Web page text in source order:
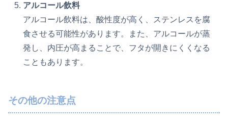
アルコール飲料
アルコール飲料は、酸性度が高く、ステンレスを腐
食させる可能性があります。また、アルコールが蒸
発し、内圧が高まることで、フタが開きにくくなる
こともあります。
その他の注意点